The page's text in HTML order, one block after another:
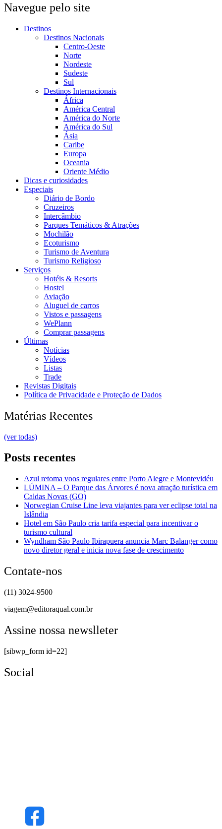
Navegue pelo site
Destinos
Destinos Nacionais
Centro-Oeste
Norte
Nordeste
Sudeste
Sul
Destinos Internacionais
África
América Central
América do Norte
América do Sul
Ásia
Caribe
Europa
Oceania
Oriente Médio
Dicas e curiosidades
Especiais
Diário de Bordo
Cruzeiros
Intercâmbio
Parques Temáticos & Atrações
Mochilão
Ecoturismo
Turismo de Aventura
Turismo Religioso
Serviços
Hotéis & Resorts
Hostel
Aviação
Aluguel de carros
Vistos e passagens
WePlann
Comprar passagens
Últimas
Notícias
Vídeos
Listas
Trade
Revistas Digitais
Política de Privacidade e Proteção de Dados
Matérias Recentes
(ver todas)
Posts recentes
Azul retoma voos regulares entre Porto Alegre e Montevidéu
LÚMINA – O Parque das Árvores é nova atração turística em
Caldas Novas (GO)
Norwegian Cruise Line leva viajantes para ver eclipse total na
Islândia
Hotel em São Paulo cria tarifa especial para incentivar o
turismo cultural
Wyndham São Paulo Ibirapuera anuncia Marc Balanger como
novo diretor geral e inicia nova fase de crescimento
Contate-nos
(11) 3024-9500
viagem@editoraqual.com.br
Assine nossa newslleter
[sibwp_form id=22]
Social